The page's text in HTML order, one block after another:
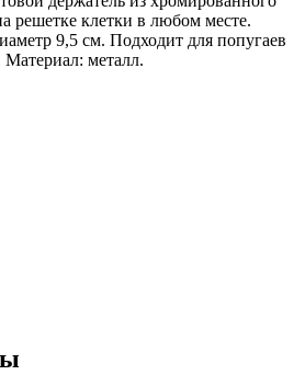
решетке клетки в любом месте.
9,5 см. Подходит для попугаев
металл.